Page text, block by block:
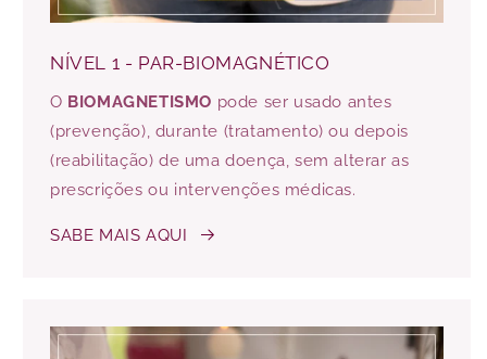
NÍVEL 1 - PAR-BIOMAGNÉTICO
O BIOMAGNETISMO pode ser usado antes
(prevenção), durante (tratamento) ou depois
(reabilitação) de uma doença, sem alterar as
prescrições ou intervenções médicas.
SABE MAIS AQUI